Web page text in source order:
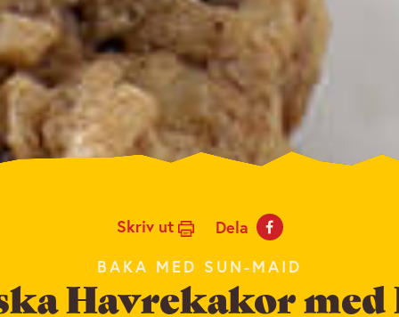
Skriv ut
Dela
BAKA MED SUN-MAID
Havrekakor med